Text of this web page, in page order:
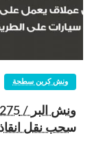
ونش كرين سطحة
سحب نقل